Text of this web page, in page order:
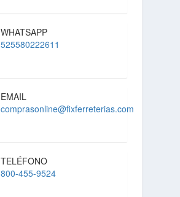
WHATSAPP
525580222611
EMAIL
comprasonline@fixferreterias.com
TELÉFONO
800-455-9524